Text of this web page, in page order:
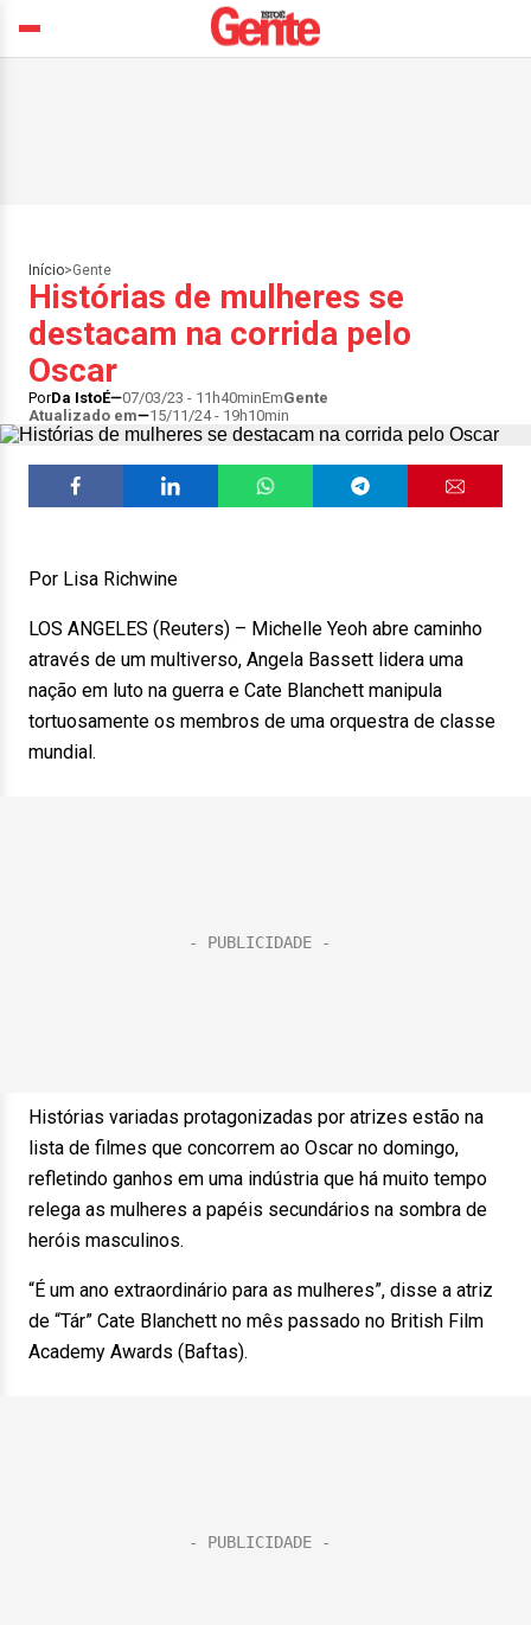
Início>Gente
Histórias de mulheres se
destacam na corrida pelo
Oscar
PorDa IstoÉ 07/03/23 - 11h40minEmGente
Atualizado em
15/11/24 - 19h10min
Por Lisa Richwine
LOS ANGELES (Reuters) – Michelle Yeoh abre caminho
através de um multiverso, Angela Bassett lidera uma
nação em luto na guerra e Cate Blanchett manipula
tortuosamente os membros de uma orquestra de classe
mundial.
Histórias variadas protagonizadas por atrizes estão na
lista de filmes que concorrem ao Oscar no domingo,
refletindo ganhos em uma indústria que há muito tempo
relega as mulheres a papéis secundários na sombra de
heróis masculinos.
“É um ano extraordinário para as mulheres”, disse a atriz
de “Tár” Cate Blanchett no mês passado no British Film
Academy Awards (Baftas).